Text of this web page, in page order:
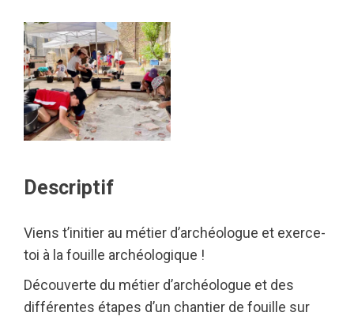
Descriptif
Viens t’initier au métier d’archéologue et exerce-
toi à la fouille archéologique !
Découverte du métier d’archéologue et des
différentes étapes d’un chantier de fouille sur